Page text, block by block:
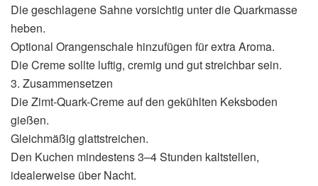
Die geschlagene Sahne vorsichtig unter die Quarkmasse
heben.
Optional Orangenschale hinzufügen für extra Aroma.
Die Creme sollte luftig, cremig und gut streichbar sein.
3. Zusammensetzen
Die Zimt-Quark-Creme auf den gekühlten Keksboden
gießen.
Gleichmäßig glattstreichen.
Den Kuchen mindestens 3–4 Stunden kaltstellen,
idealerweise über Nacht.